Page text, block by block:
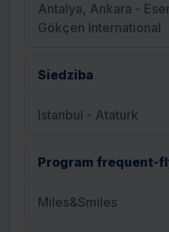
Antalya, Ankara -
Gökçen International
Siedziba
Istanbul - Ataturk
Program frequent-
Miles&Smiles